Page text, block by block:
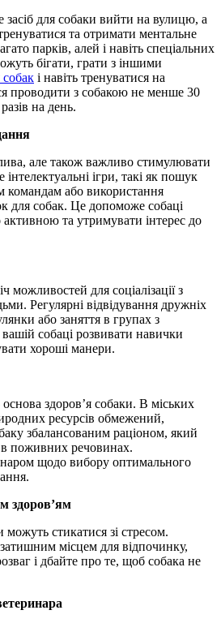
для собаки вийти на вулицю, а
та отримати ментальне
парків, алей і навіть спеціальних
бігати, грати з іншими
і навіть тренуватися на
проводити з собакою не менше 30
на день.
але також важливо стимулювати
ігри, такі як пошук
командам або використання
для собак. Це допоможе собаці
активною та утримувати інтерес до
можливостей для соціалізації з
Регулярні відвідування дружніх
або заняття в групах з
собаці розвивати навички
хороші манери.
здоров’я собаки. В міських
ресурсів обмежений,
збалансованим раціоном, який
в поживних речовинах.
щодо вибору оптимального
здоров’ям
стикатися зі стресом.
місцем для відпочинку,
і дбайте про те, щоб собака не